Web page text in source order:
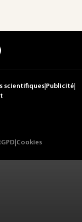
scientifiques Publicité
Cookies